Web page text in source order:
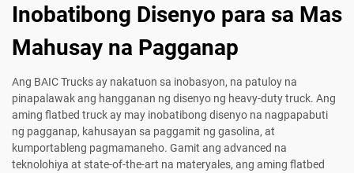
Inobatibong Disenyo para sa Mas
Mahusay na Pagganap
Ang BAIC Trucks ay nakatuon sa inobasyon, na patuloy na
pinapalawak ang hangganan ng disenyo ng heavy-duty truck. Ang
aming flatbed truck ay may inobatibong disenyo na nagpapabuti
ng pagganap, kahusayan sa paggamit ng gasolina, at
kumportableng pagmamaneho. Gamit ang advanced na
teknolohiya at state-of-the-art na materyales, ang aming flatbed